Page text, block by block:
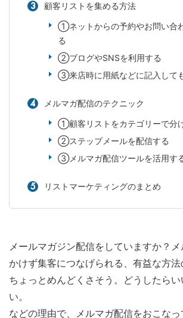
顧客リストを集める方法
①ネットからの予約やお問い合
る
②ブログやSNSを利用する
③来店時に用紙などに記入して
メルマガ配信のテクニック
①顧客リストをカテゴリーで分
②ステップメールを配信する
③メルマガ配信ツールを活用す
リストマーケティングのまとめ
メールマガジン配信をしていますか？
かけず集客につなげられる、有益な方法
ちょっとめんどくさそう。どうしたら
い。
などの理由で、メルマガ配信をおこな